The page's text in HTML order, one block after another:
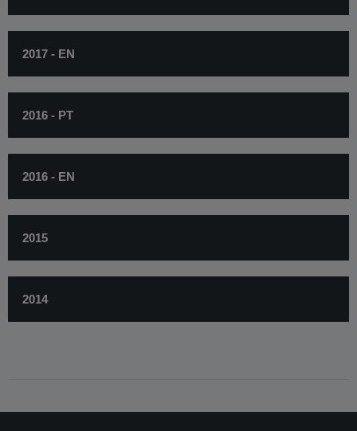
2017 - EN
2016 - PT
2016 - EN
2015
2014